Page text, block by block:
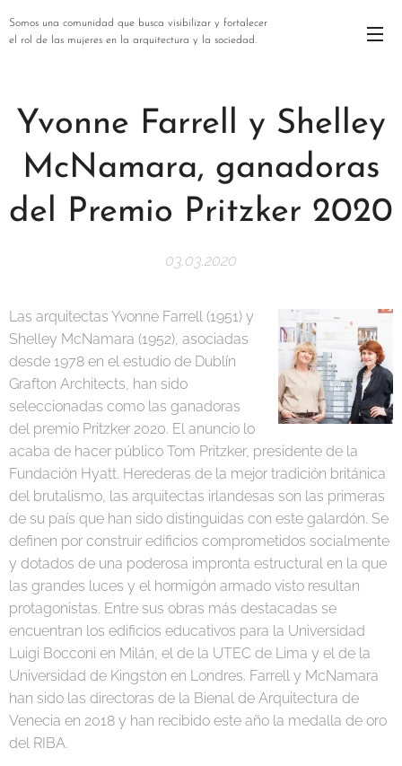
Somos una comunidad que busca visibilizar y fortalecer
el rol de las mujeres en la arquitectura y la sociedad.
Yvonne Farrell y Shelley
McNamara, ganadoras
del Premio Pritzker 2020
03.03.2020
Las arquitectas Yvonne Farrell (1951) y
Shelley McNamara (1952), asociadas
desde 1978 en el estudio de Dublín
Grafton Architects, han sido
seleccionadas como las ganadoras
del premio Pritzker 2020. El anuncio lo
acaba de hacer público Tom Pritzker, presidente de la
Fundación Hyatt. Herederas de la mejor tradición británica
del brutalismo, las arquitectas irlandesas son las primeras
de su país que han sido distinguidas con este galardón. Se
definen por construir edificios comprometidos socialmente
y dotados de una poderosa impronta estructural en la que
las grandes luces y el hormigón armado visto resultan
protagonistas. Entre sus obras más destacadas se
encuentran los edificios educativos para la Universidad
Luigi Bocconi en Milán, el de la UTEC de Lima y el de la
Universidad de Kingston en Londres. Farrell y McNamara
han sido las directoras de la Bienal de Arquitectura de
Venecia en 2018 y han recibido este año la medalla de oro
del RIBA.